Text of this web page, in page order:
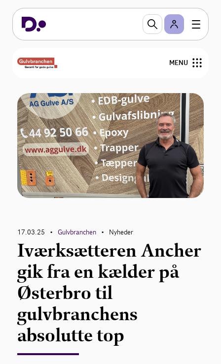
MENU
Nyheder
Arrangementer
Gulvfakta
GVK
For medlemmer
Om Gulvbranchen
Bliv medlem
17.03.25 • Gulvbranchen • Nyheder
Iværksætteren Ancher
gik fra en kælder på
Østerbro til
gulvbranchens
absolutte top